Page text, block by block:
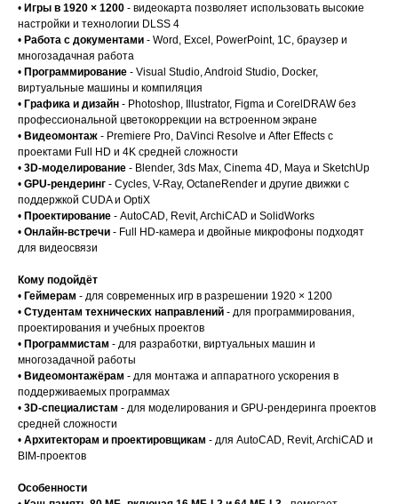
• Игры в 1920 × 1200 - видеокарта позволяет использовать высокие
настройки и технологии DLSS 4
• Работа с документами - Word, Excel, PowerPoint, 1С, браузер и
многозадачная работа
• Программирование - Visual Studio, Android Studio, Docker,
виртуальные машины и компиляция
• Графика и дизайн - Photoshop, Illustrator, Figma и CorelDRAW без
профессиональной цветокоррекции на встроенном экране
• Видеомонтаж - Premiere Pro, DaVinci Resolve и After Effects с
проектами Full HD и 4K средней сложности
• 3D-моделирование - Blender, 3ds Max, Cinema 4D, Maya и SketchUp
• GPU-рендеринг - Cycles, V-Ray, OctaneRender и другие движки с
поддержкой CUDA и OptiX
• Проектирование - AutoCAD, Revit, ArchiCAD и SolidWorks
• Онлайн-встречи - Full HD-камера и двойные микрофоны подходят
для видеосвязи
Кому подойдёт
• Геймерам - для современных игр в разрешении 1920 × 1200
• Студентам технических направлений - для программирования,
проектирования и учебных проектов
• Программистам - для разработки, виртуальных машин и
многозадачной работы
• Видеомонтажёрам - для монтажа и аппаратного ускорения в
поддерживаемых программах
• 3D-специалистам - для моделирования и GPU-рендеринга проектов
средней сложности
• Архитекторам и проектировщикам - для AutoCAD, Revit, ArchiCAD и
BIM-проектов
Особенности